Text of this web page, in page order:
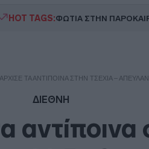
HOT TAGS:ΦΩΤΙΑ ΣΤΗΝ ΠΑΡΟ
ΆΡΧΙΣΕ ΤΑ ΑΝΤΊΠΟΙΝΑ ΣΤΗΝ ΤΣΕΧΊΑ –
ΔΙΕΘΝΗ
αντίποινα